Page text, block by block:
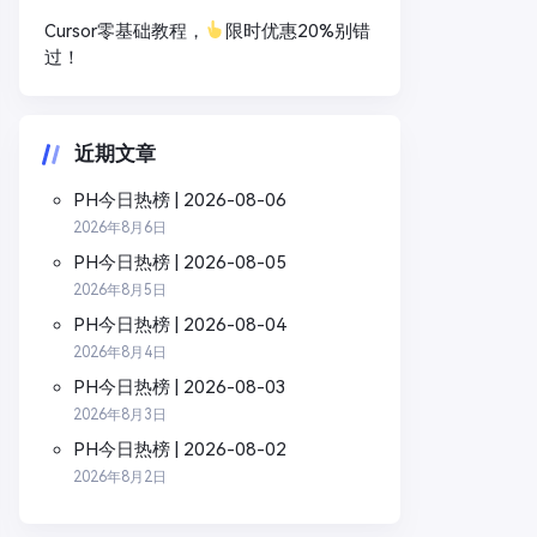
Cursor零基础教程，
限时优惠20%别错
过！
近期文章
PH今日热榜 | 2026-08-06
2026年8月6日
PH今日热榜 | 2026-08-05
2026年8月5日
PH今日热榜 | 2026-08-04
2026年8月4日
PH今日热榜 | 2026-08-03
2026年8月3日
PH今日热榜 | 2026-08-02
2026年8月2日